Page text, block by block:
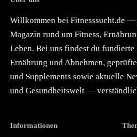
Willkommen bei Fitnesssucht.de
Magazin rund um Fitness,
Leben. Bei uns findest du
Ernährung und Abnehmen,
und Supplements sowie aktuelle
und Gesundheitswelt —
Informationen